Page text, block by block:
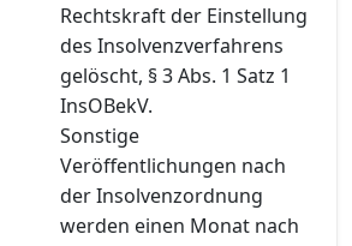
Rechtskraft der Einstellung
des Insolvenzverfahrens
gelöscht, § 3 Abs. 1 Satz 1
InsOBekV.
Sonstige
Veröffentlichungen nach
der Insolvenzordnung
werden einen Monat nach